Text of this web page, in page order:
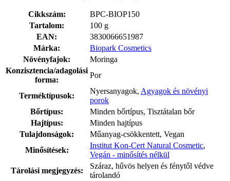
Cikkszám:
BPC-BIOP150
Tartalom:
100 g
EAN:
3830066651987
Márka:
Biopark Cosmetics
Növényfajok:
Moringa
Konzisztencia/adagolási
forma:
Por
Terméktípusok:
Nyersanyagok, Agyagok és növényi
porok
Bőrtípus:
Minden bőrtípus, Tisztátalan bőr
Hajtípus:
Minden hajtípus
Tulajdonságok:
Műanyag-csökkentett, Vegan
Minősítések:
Institut Kon-Cert Natural Cosmetic,
Vegán - minősítés nélkül
Tárolási megjegyzés:
Száraz, hűvös helyen és fénytől védve
tárolandó